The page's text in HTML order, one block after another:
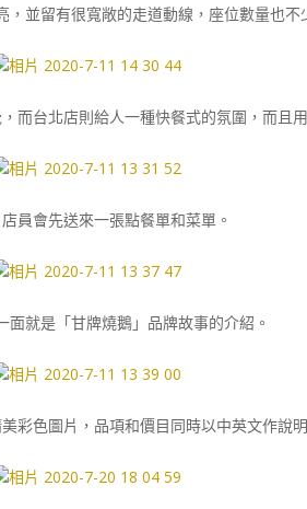
，並留有很寬敞的走道動線，座位數量也不
而台北店則給人一種快餐式的氛圍，而且
員會先送來一張點餐單和菜單。
面就是「甘牌燒鵝」品牌故事的介紹。
彩色圖片，品項和價目同時以中英文作說